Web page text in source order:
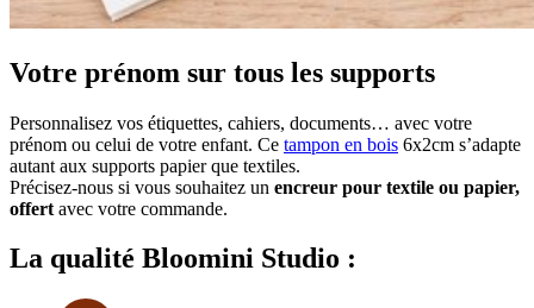
Votre prénom sur tous les supports
Personnalisez vos étiquettes, cahiers, documents… avec votre
prénom ou celui de votre enfant. Ce tampon en bois 6x2cm s’adapte
autant aux supports papier que textiles.
Précisez-nous si vous souhaitez un encreur pour textile ou papier,
offert avec votre commande.
La qualité Bloomini Studio :